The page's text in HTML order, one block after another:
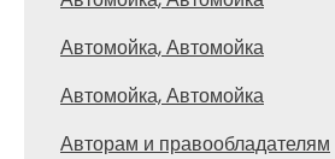
Автомойка, Автомойка
Автомойка, Автомойка
Авторам и правообладателям